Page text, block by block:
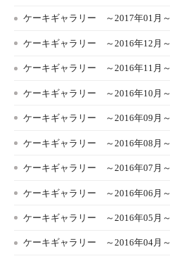
ケーキギャラリー ～2017年01月～
ケーキギャラリー ～2016年12月～
ケーキギャラリー ～2016年11月～
ケーキギャラリー ～2016年10月～
ケーキギャラリー ～2016年09月～
ケーキギャラリー ～2016年08月～
ケーキギャラリー ～2016年07月～
ケーキギャラリー ～2016年06月～
ケーキギャラリー ～2016年05月～
ケーキギャラリー ～2016年04月～